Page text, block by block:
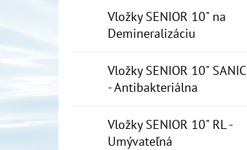
Vložky SENIOR 10" na
Demineralizáciu
Vložky SENIOR 10" SANIC
- Antibakteriálna
Vložky SENIOR 10" RL -
Umývateľná